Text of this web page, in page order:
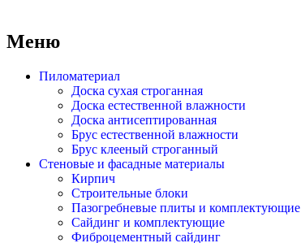
Меню
Пиломатериал
Доска сухая строганная
Доска естественной влажности
Доска антисептированная
Брус естественной влажности
Брус клееный строганный
Стеновые и фасадные материалы
Кирпич
Строительные блоки
Пазогребневые плиты и комплектующие
Сайдинг и комплектующие
Фиброцементный сайдинг